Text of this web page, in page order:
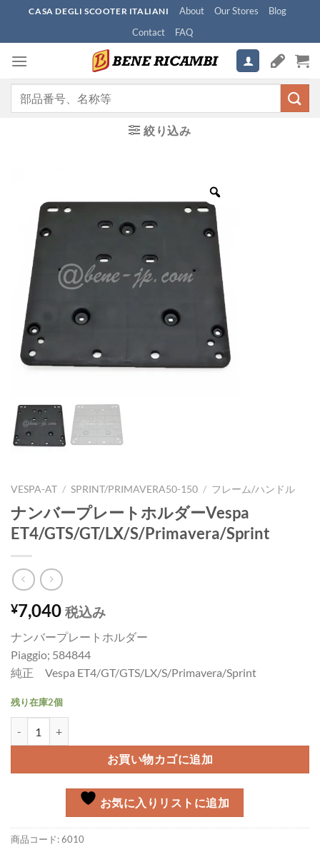
content
CASA DEGLI SCOOTER ITALIANI About Our Stores
Blog
Contact
FAQ
絞り込み
VESPA-AT / SPRINT/PRIMAVERA50-150 / フレーム/ハンドル
ナンバープレートホルダーVespa
ET4/GTS/GT/LX/S/Primavera/Sprint
¥7,040 税込み
ナンバープレートホルダー
Piaggio; 584844
純正 Vespa ET4/GT/GTS/LX/S/Primavera/Sprint
残り在庫2個
お買い物カゴに追加
お気に入りリストに追加
商品コード:6010